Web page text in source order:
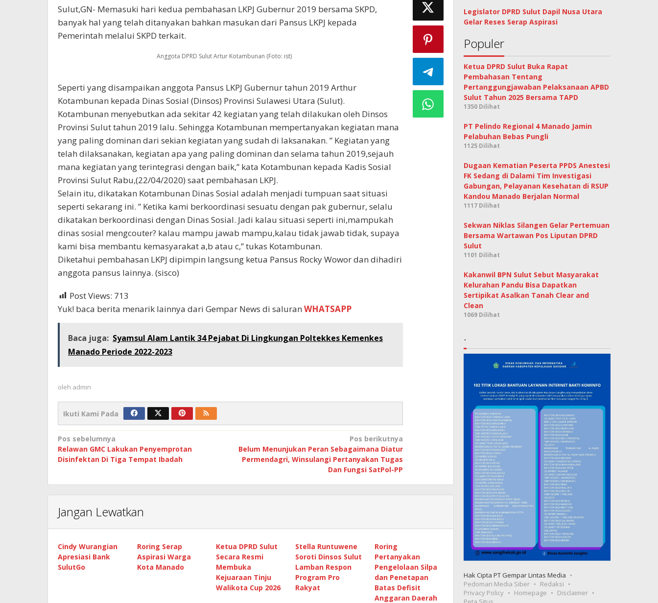
Sulut,GN- Memasuki hari kedua pembahasan LKPJ Gubernur 2019 bersama SKPD,
banyak hal yang telah ditanyakan bahkan masukan dari Pansus LKPJ kepada
Pemerintah melalui SKPD terkait.
Anggota DPRD Sulut Artur Kotambunan (Foto: ist)
Seperti yang disampaikan anggota Pansus LKPJ Gubernur tahun 2019 Arthur
Kotambunan kepada Dinas Sosial (Dinsos) Provinsi Sulawesi Utara (Sulut).
Kotambunan menyebutkan ada sekitar 42 kegiatan yang telah dilakukan oleh Dinsos
Provinsi Sulut tahun 2019 lalu. Sehingga Kotambunan mempertanyakan kegiatan mana
yang paling dominan dari sekian kegiatan yang sudah di laksanakan. ” Kegiatan yang
telah dilaksanakan, kegiatan apa yang paling dominan dan selama tahun 2019,sejauh
mana kegiatan yang terintegrasi dengan baik,” kata Kotambunan kepada Kadis Sosial
Provinsi Sulut Rabu,(22/04/2020) saat pembahasan LKPJ.
Selain itu, dikatakan Kotambunan Dinas Sosial adalah menjadi tumpuan saat situasi
seperti sekarang ini. ” Ketika kami berkoordinasi sesuatu dengan pak gubernur, selalu
dikatakan berkoordinasi dengan Dinas Sosial. Jadi kalau situasi seperti ini,mampukah
dinas sosial mengcouter? kalau mampu jawab mampu,kalau tidak jawab tidak, supaya
kami bisa membantu kemasyarakat a,b atau c,” tukas Kotambunan.
Diketahui pembahasan LKPJ dipimpin langsung ketua Pansus Rocky Wowor dan dihadiri
anggota pansus lainnya. (sisco)
Post Views: 713
Yuk! baca berita menarik lainnya dari Gempar News di saluran WHATSAPP
Baca juga: Syamsul Alam Lantik 34 Pejabat Di Lingkungan Poltekkes Kemenkes
Manado Periode 2022-2023
oleh admin
Ikuti Kami Pada
Navigasi
pos
Pos sebelumnya
Relawan GMC Lakukan Penyemprotan
Disinfektan Di Tiga Tempat Ibadah
Pos berikutnya
Belum Menunjukan Peran Sebagaimana Diatur
Permendagri, Winsulangi Pertanyakan Tugas
Dan Fungsi SatPol-PP
Jangan Lewatkan
Cindy Wurangian
Apresiasi Bank
SulutGo
Roring Serap
Aspirasi Warga
Kota Manado
Ketua DPRD Sulut
Secara Resmi
Membuka
Kejuaraan Tinju
Walikota Cup 2026
Stella Runtuwene
Soroti Dinsos Sulut
Lamban Respon
Program Pro
Rakyat
Roring
Pertanyakan
Pengelolaan Silpa
dan Penetapan
Batas Defisit
Anggaran Daerah
Legislator DPRD Sulut Dapil Nusa Utara
Gelar Reses Serap Aspirasi
Populer
Ketua DPRD Sulut Buka Rapat
Pembahasan Tentang
Pertanggungjawaban Pelaksanaan APBD
Sulut Tahun 2025 Bersama TAPD
1350 Dilihat
PT Pelindo Regional 4 Manado Jamin
Pelabuhan Bebas Pungli
1125 Dilihat
Dugaan Kematian Peserta PPDS Anestesi
FK Sedang di Dalami Tim Investigasi
Gabungan, Pelayanan Kesehatan di RSUP
Kandou Manado Berjalan Normal
1117 Dilihat
Sekwan Niklas Silangen Gelar Pertemuan
Bersama Wartawan Pos Liputan DPRD
Sulut
1101 Dilihat
Kakanwil BPN Sulut Sebut Masyarakat
Kelurahan Pandu Bisa Dapatkan
Sertipikat Asalkan Tanah Clear and
Clean
1069 Dilihat
.
Hak Cipta PT Gempar Lintas Media
Pedoman Media Siber
Redaksi
Privacy Policy
Homepage
Disclaimer